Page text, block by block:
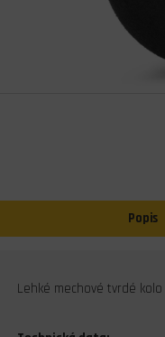
Popis
Lehké mechové tvrdé